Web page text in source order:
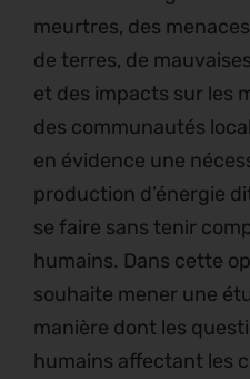
meurtres, des
de terres, de
et des impacts sur les
des communautés
en évidence une
production d’énergie
se faire sans tenir
humains. Dans cette
souhaite mener une
manière dont les
humains affectant les